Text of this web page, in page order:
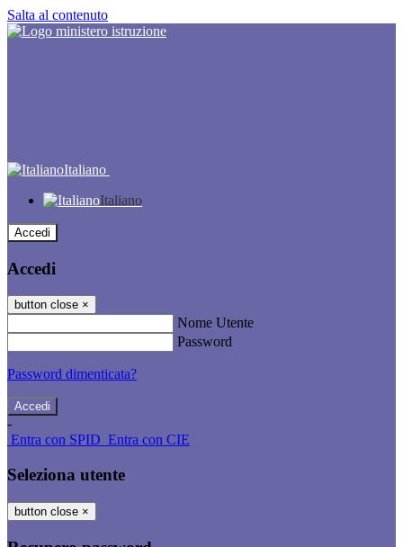
Salta al contenuto
Italiano
Italiano
Accedi
Accedi
button close ×
Nome Utente
Password
Password dimenticata?
-
Entra con SPID Entra con CIE
Seleziona utente
button close ×